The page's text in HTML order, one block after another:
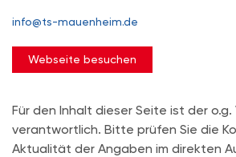
info@ts-mauenheim.de
Webseite besuchen
Für den Inhalt dieser Seite ist der o.g.
verantwortlich. Bitte prüfen Sie die
Aktualität der Angaben im direkten